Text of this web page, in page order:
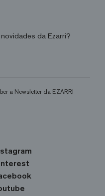
da Ezarri?
a Newsletter da EZARRI